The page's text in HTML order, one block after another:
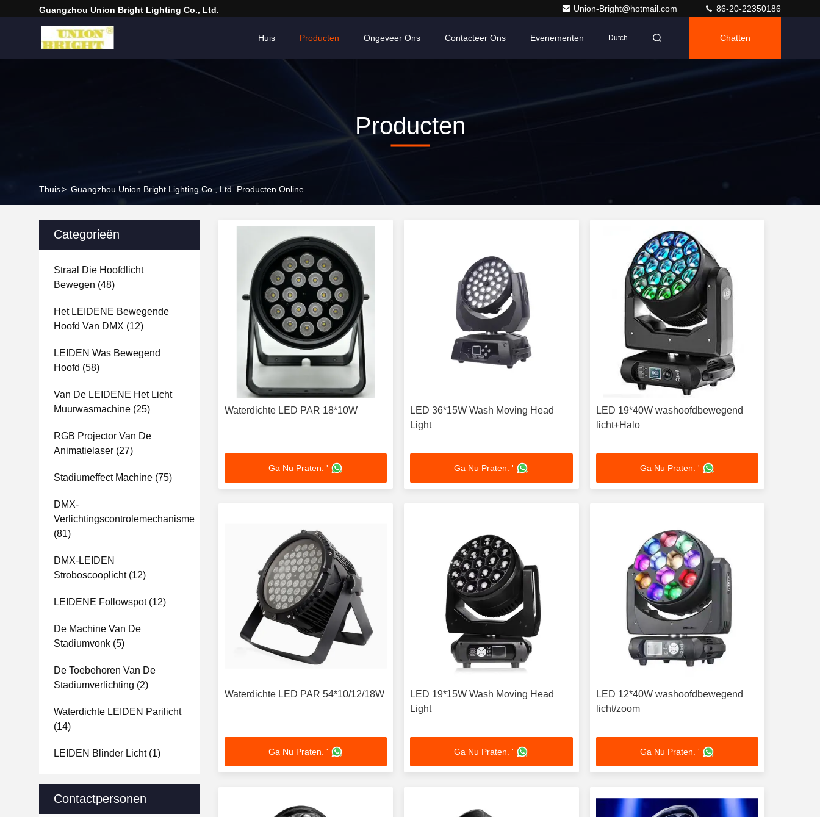
Guangzhou Union Bright Lighting Co., Ltd. Union-Bright@hotmail.com 86-20-22350186
Huis Producten Ongeveer Ons Contacteer Ons Evenementen Dutch Chatten
Producten
Thuis> Guangzhou Union Bright Lighting Co., Ltd. Producten Online
Categorieën
Straal Die Hoofdlicht
Bewegen (48)
Het LEIDENE Bewegende
Hoofd Van DMX (12)
LEIDEN Was Bewegend
Hoofd (58)
Van De LEIDENE Het Licht
Muurwasmachine (25)
RGB Projector Van De
Animatielaser (27)
Stadiumeffect Machine (75)
DMX-
Verlichtingscontrolemechanisme
(81)
DMX-LEIDEN
Stroboscooplicht(12)
LEIDENE Followspot(12)
De Machine Van De
Stadiumvonk (5)
De Toebehoren Van De
Stadiumverlichting (2)
Waterdichte LEIDEN Parilicht
(14)
LEIDEN Blinder Licht(1)
Contactpersonen
Waterdichte LED PAR 18*10W
Ga Nu Praten. '
LED 36*15W Wash Moving Head
Light
Ga Nu Praten. '
LED 19*40W washoofdbewegend
licht+Halo
Ga Nu Praten. '
Waterdichte LED PAR 54*10/12/18W
Ga Nu Praten. '
LED 19*15W Wash Moving Head
Light
Ga Nu Praten. '
LED 12*40W washoofdbewegend
licht/zoom
Ga Nu Praten. '